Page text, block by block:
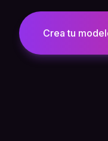
Crea tu